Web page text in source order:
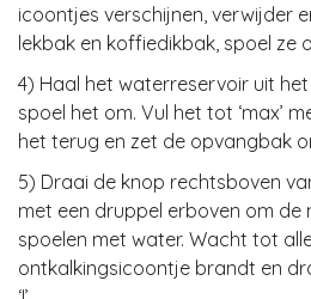
icoontjes verschijnen, verwijder
lekbak en koffiedikbak, spoel ze
4) Haal het waterreservoir uit
spoel het om. Vul het tot ‘max’
het terug en zet de opvangbak
5) Draai de knop rechtsboven
met een druppel erboven om de
spoelen met water. Wacht tot
ontkalkingsicoontje brandt en